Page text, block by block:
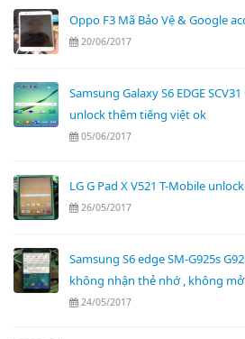
Oppo F3 Mã Bảo Vệ & Google
20/06/2017
Samsung Galaxy S6 EDGE
unlock thêm tiếng việt ok
05/06/2017
LG G Pad X V521 T-Mobile
26/05/2017
Samsung S6 edge SM-G925s
không nhận thẻ nhớ , không
24/05/2017